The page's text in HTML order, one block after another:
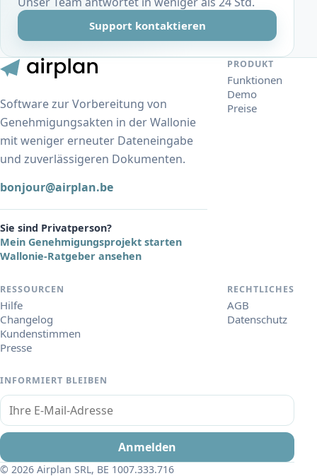
Support kontaktieren
Software zur Vorbereitung von
Genehmigungsakten in der Wallonie
mit weniger erneuter Dateneingabe
und zuverlässigeren Dokumenten.
bonjour@airplan.be
Sie sind Privatperson?
Mein Genehmigungsprojekt starten
Wallonie-Ratgeber ansehen
PRODUKT
Funktionen
Demo
Preise
RESSOURCEN
Hilfe
Changelog
Kundenstimmen
Presse
RECHTLICHES
AGB
Datenschutz
INFORMIERT BLEIBEN
Ihre E-Mail-Adresse
Anmelden
© 2026 Airplan SRL, BE 1007.333.716